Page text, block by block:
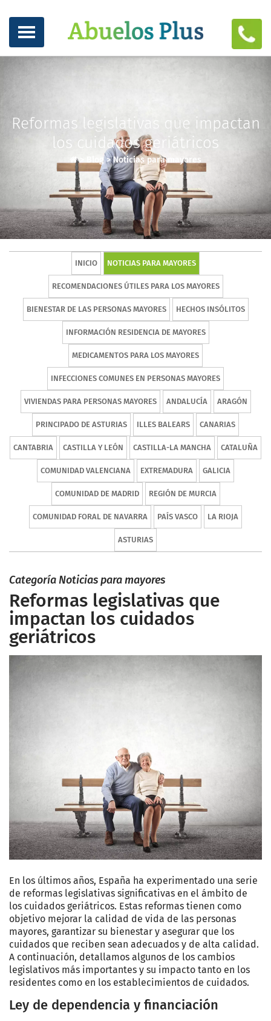
Reformas legislativas que impactan
los cuidados geriátricos
> Blog>Noticias para mayores
INICIO NOTICIAS PARA MAYORES
RECOMENDACIONES ÚTILES PARA LOS MAYORES
BIENESTAR DE LAS PERSONAS MAYORES HECHOS INSÓLITOS
INFORMACIÓN RESIDENCIA DE MAYORES
MEDICAMENTOS PARA LOS MAYORES
INFECCIONES COMUNES EN PERSONAS MAYORES
VIVIENDAS PARA PERSONAS MAYORES ANDALUCÍA ARAGÓN
PRINCIPADO DE ASTURIAS ILLES BALEARS CANARIAS
CANTABRIA CASTILLA Y LEÓN CASTILLA-LA MANCHA CATALUÑA
COMUNIDAD VALENCIANA EXTREMADURA GALICIA
COMUNIDAD DE MADRID REGIÓN DE MURCIA
COMUNIDAD FORAL DE NAVARRA PAÍS VASCO LA RIOJA
ASTURIAS
Categoría Noticias para mayores
Reformas legislativas que
impactan los cuidados
geriátricos
En los últimos años, España ha experimentado una serie
de reformas legislativas significativas en el ámbito de
los cuidados geriátricos. Estas reformas tienen como
objetivo mejorar la calidad de vida de las personas
mayores, garantizar su bienestar y asegurar que los
cuidados que reciben sean adecuados y de alta calidad.
A continuación, detallamos algunos de los cambios
legislativos más importantes y su impacto tanto en los
residentes como en los establecimientos de cuidados.
Ley de dependencia y financiación